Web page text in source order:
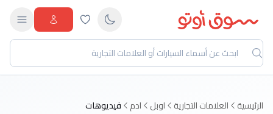
الرئيسية العلامات التجارية اوبل ادم فيديوهات